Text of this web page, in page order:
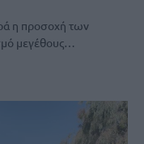
η προσοχή των
μεγέθους…